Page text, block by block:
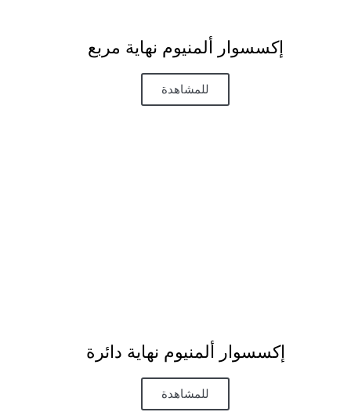
إكسسوار ألمنيوم نهاية مربع​
للمشاهدة
إكسسوار ألمنيوم نهاية دائرة​
للمشاهدة